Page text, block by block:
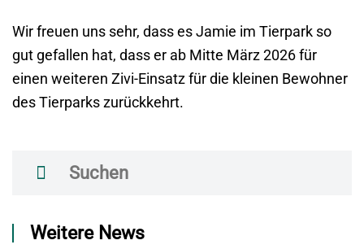
Wir freuen uns sehr, dass es Jamie im Tierpark so
gut gefallen hat, dass er ab Mitte März 2026 für
einen weiteren Zivi-Einsatz für die kleinen Bewohner
des Tierparks zurückkehrt.
Weitere News